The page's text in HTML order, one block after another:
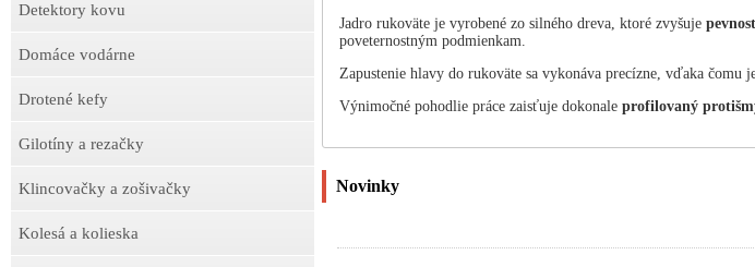
Detektory kovu
Domáce vodárne
Drotené kefy
Gilotíny a rezačky
Klincovačky a zošivačky
Kolesá a kolieska
Jadro rukoväte je vyrobené zo silného dreva, ktoré zvyšuje
poveternostným podmienkam.
Zapustenie hlavy do rukoväte sa vykonáva precízne, vďaka čomu
Výnimočné pohodlie práce zaisťuje dokonale profilovaný
Novinky